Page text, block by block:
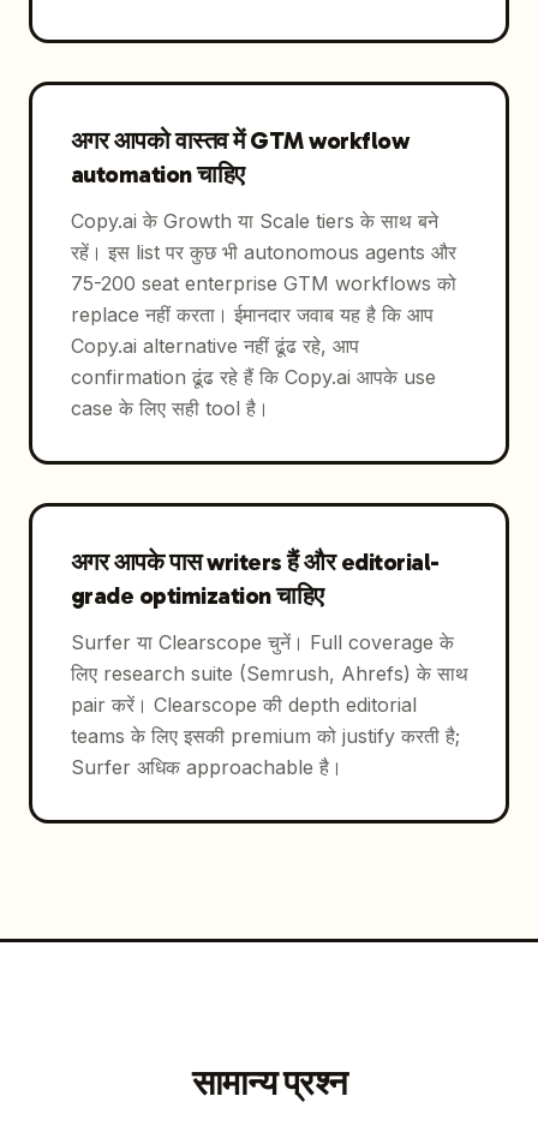
अगर आपको वास्तव में GTM workflow
automation चाहिए
Copy.ai के Growth या Scale tiers के साथ बने
रहें। इस list पर कुछ भी autonomous agents और
75-200 seat enterprise GTM workflows को
replace नहीं करता। ईमानदार जवाब यह है कि आप
Copy.ai alternative नहीं ढूंढ रहे, आप
confirmation ढूंढ रहे हैं कि Copy.ai आपके use
case के लिए सही tool है।
अगर आपके पास writers हैं और editorial-
grade optimization चाहिए
Surfer या Clearscope चुनें। Full coverage के
लिए research suite (Semrush, Ahrefs) के साथ
pair करें। Clearscope की depth editorial
teams के लिए इसकी premium को justify करती है;
Surfer अधिक approachable है।
सामान्य प्रश्न